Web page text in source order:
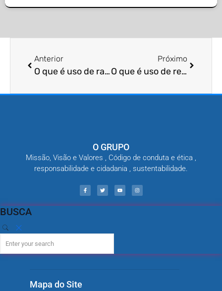
Anterior
O que é uso de raticidas
Próximo
O que é uso de repelentes para aves
O GRUPO
Missão, Visão e Valores , Código de conduta e ética ,
responsabilidade e cidadania , sustentabilidade.
BUSCA
Mapa do Site